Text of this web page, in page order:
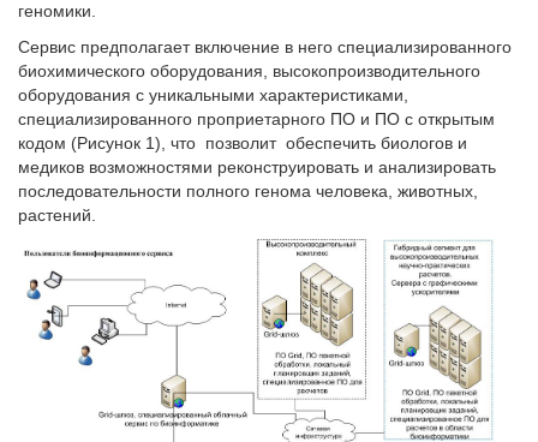
геномики.
Сервис предполагает включение в него специализированного
биохимического оборудования, высокопроизводительного
оборудования с уникальными характеристиками,
специализированного проприетарного ПО и ПО с открытым
кодом (Рисунок 1), что позволит обеспечить биологов и
медиков возможностями реконструировать и анализировать
последовательности полного генома человека, животных,
растений.